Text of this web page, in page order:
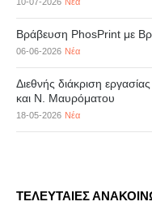
Βράβευση PhosPrint με
06-06-2026 Νέα
Διεθνής διάκριση
και Ν. Μαυρόματου
18-05-2026 Νέα
ΤΕΛΕΥΤΑΙΕΣ